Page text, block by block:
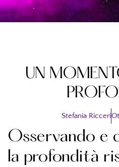
UN
Stefania Ricceri
Osservando e
la profondità